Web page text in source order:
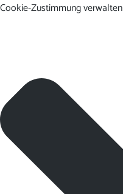
Cookie-Zustimmung verwalten